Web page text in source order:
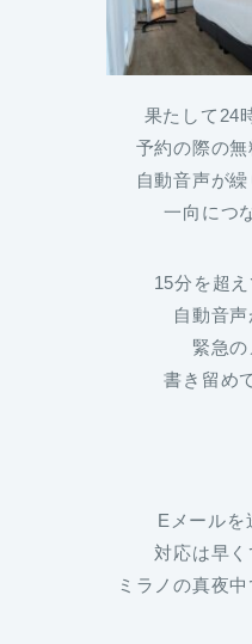
果たして24
予約の際の
自動音声が
一向につ
15分を超
自動音
緊急
書き留め
Eメールを
対応は早
ミラノの真夜